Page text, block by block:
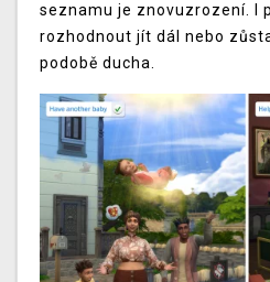
seznamu je znovuzrození. I
rozhodnout jít dál nebo
podobě ducha.